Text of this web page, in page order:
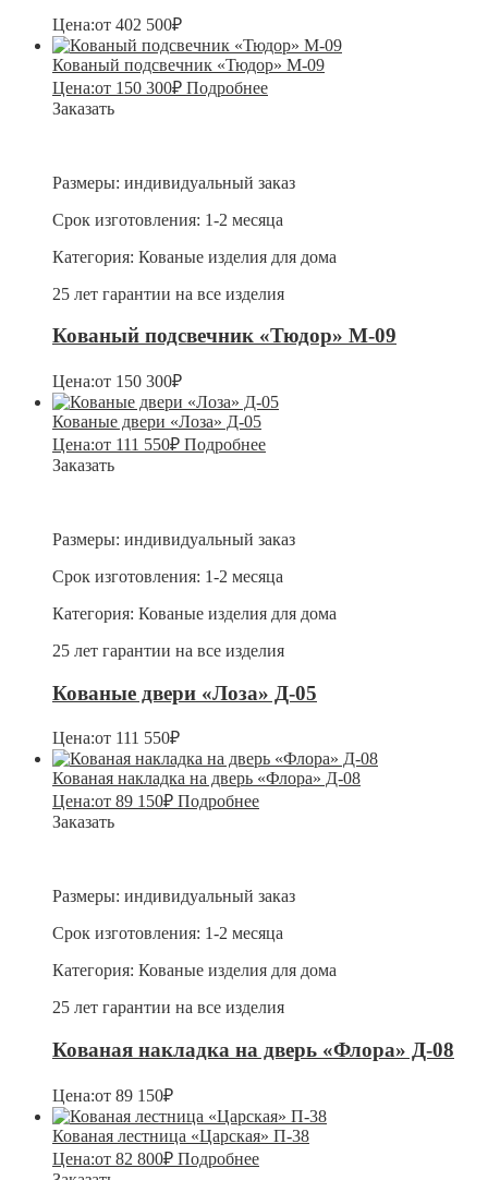
Цена:от 402 500₽
Кованый подсвечник «Тюдор» М-09
Цена:от 150 300₽ Подробнее
Заказать
Размеры: индивидуальный заказ
Срок изготовления: 1-2 месяца
Категория: Кованые изделия для дома
25 лет гарантии на все изделия
Кованый подсвечник «Тюдор» М-09
Цена:от 150 300₽
Кованые двери «Лоза» Д-05
Цена:от 111 550₽ Подробнее
Заказать
Размеры: индивидуальный заказ
Срок изготовления: 1-2 месяца
Категория: Кованые изделия для дома
25 лет гарантии на все изделия
Кованые двери «Лоза» Д-05
Цена:от 111 550₽
Кованая накладка на дверь «Флора» Д-08
Цена:от 89 150₽ Подробнее
Заказать
Размеры: индивидуальный заказ
Срок изготовления: 1-2 месяца
Категория: Кованые изделия для дома
25 лет гарантии на все изделия
Кованая накладка на дверь «Флора» Д-08
Цена:от 89 150₽
Кованая лестница «Царская» П-38
Цена:от 82 800₽ Подробнее